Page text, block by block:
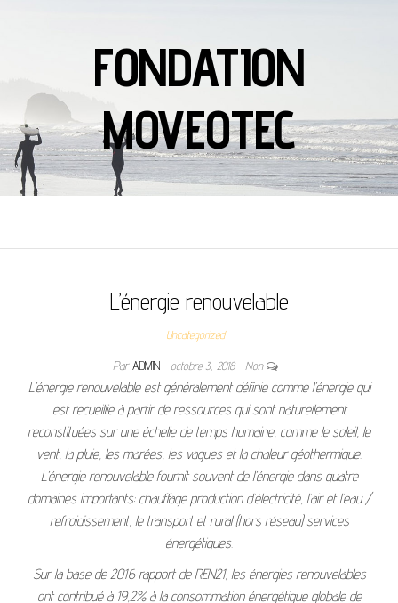
FONDATION
MOVEOTEC
L’énergie renouvelable
Uncategorized
ParADMIN octobre 3, 2018 Non
L’énergie renouvelable est généralement définie comme l’énergie qui
est recueillie à partir de ressources qui sont naturellement
reconstituées sur une échelle de temps humaine, comme le soleil, le
vent, la pluie, les marées, les vagues et la chaleur géothermique.
L’énergie renouvelable fournit souvent de l’énergie dans quatre
domaines importants: chauffage production d’électricité, l’air et l’eau /
refroidissement, le transport et rural (hors réseau) services
énergétiques.
Sur la base de 2016 rapport de REN21, les énergies renouvelables
ont contribué à 19,2% à la consommation énergétique globale de